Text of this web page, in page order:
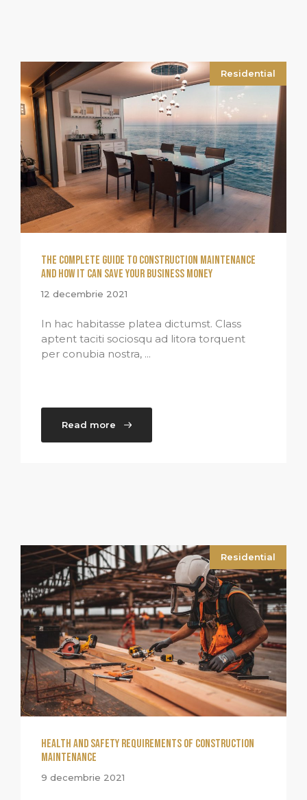
Residential
The Complete Guide to Construction Maintenance
and How It Can Save Your Business Money
12 decembrie 2021
In hac habitasse platea dictumst. Class
aptent taciti sociosqu ad litora torquent
per conubia nostra, ...
Read more
Residential
Health and Safety Requirements of Construction
Maintenance
9 decembrie 2021